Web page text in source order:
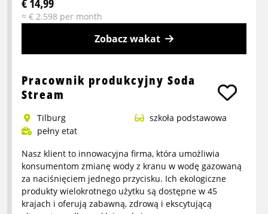
€ 14,99
≈ € 2.598 per month
Zobacz wakat
info
about
Refurbish
Pracownik produkcyjny Soda
Stream
Tilburg
szkoła podstawowa
pełny etat
Nasz klient to innowacyjna firma, która umożliwia
konsumentom zmianę wody z kranu w wodę gazowaną
za naciśnięciem jednego przycisku. Ich ekologiczne
produkty wielokrotnego użytku są dostępne w 45
krajach i oferują zabawną, zdrową i ekscytującą